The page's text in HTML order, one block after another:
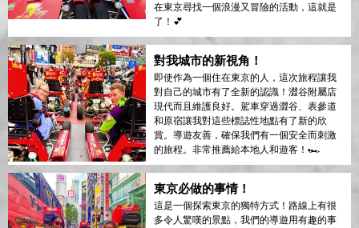
在東京尋找一個浪漫又冒險的活動，這就是
了！💕
對我城市的新視角！
即使作為一個住在東京的人，這次旅程讓我
對自己的城市有了全新的認識！澀谷附屬店
現代而且維護良好。駕車穿過澀谷、表參道
和原宿讓我對這些標誌性地點有了新的欣
賞。導遊友善，確保我們有一個安全而刺激
的旅程。非常推薦給本地人和遊客！🏎️
東京必做的事情！
這是一個探索東京的獨特方式！路線上有很
多令人驚嘆的景點，我們的導遊用有趣的事